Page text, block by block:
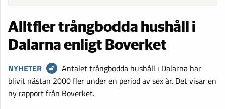
Alltfler trångbodda hushåll i
Dalarna enligt Boverket
NYHETER
Antalet trångbodda hushåll i Dalarna har
blivit nästan 2000 fler under en period av sex år. Det visar en
ny rapport från Boverket.